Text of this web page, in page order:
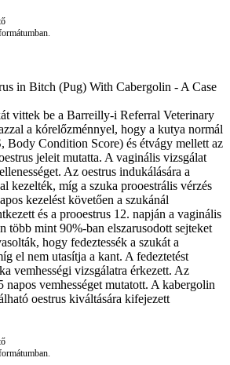
in Bitch (Pug) With Cabergolin - A Case
vittek be a Barreilly-i Referral Veterinary
a kórelőzménnyel, hogy a kutya normál
Body Condition Score) és étvágy mellett az
jeleit mutatta. A vaginális vizsgálat
Az oestrus indukálására a
kezelték, míg a szuka prooestrális vérzés
kezelést követően a szukánál
és a prooestrus 12. napján a vaginális
több mint 90%-ban elszarusodott sejteket
hogy fedeztessék a szukát a
el nem utasítja a kant. A fedeztetést
vemhességi vizsgálatra érkezett. Az
napos vemhességet mutatott. A kabergolin
oestrus kiváltására kifejezett